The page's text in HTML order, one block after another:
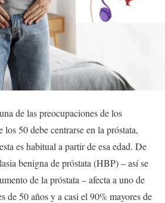
de las preocupaciones de los
los 50 debe centrarse en la próstata,
es habitual a partir de esa edad. De
benigna de próstata (HBP) – así se
de la próstata – afecta a uno de
de 50 años y a casi el 90% mayores de